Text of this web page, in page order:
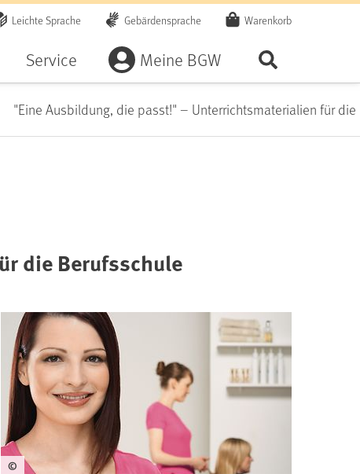
Leichte Sprache Gebärdensprache Warenkorb
Service Meine BGW
"Eine Ausbildung, die passt!" – Unterrichtsmaterialien für die
die Berufsschule
©